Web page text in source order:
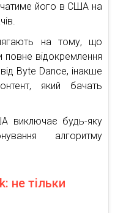
його в США на
на тому, що
повне відокремлення
Byte Dance, інакше
який бачать
виключає будь-яку
алгоритму
не тільки